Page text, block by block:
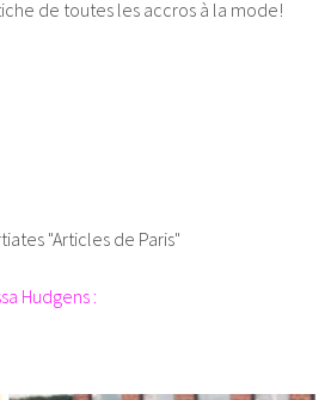
de toutes les accros à la mode!
Hudgens :